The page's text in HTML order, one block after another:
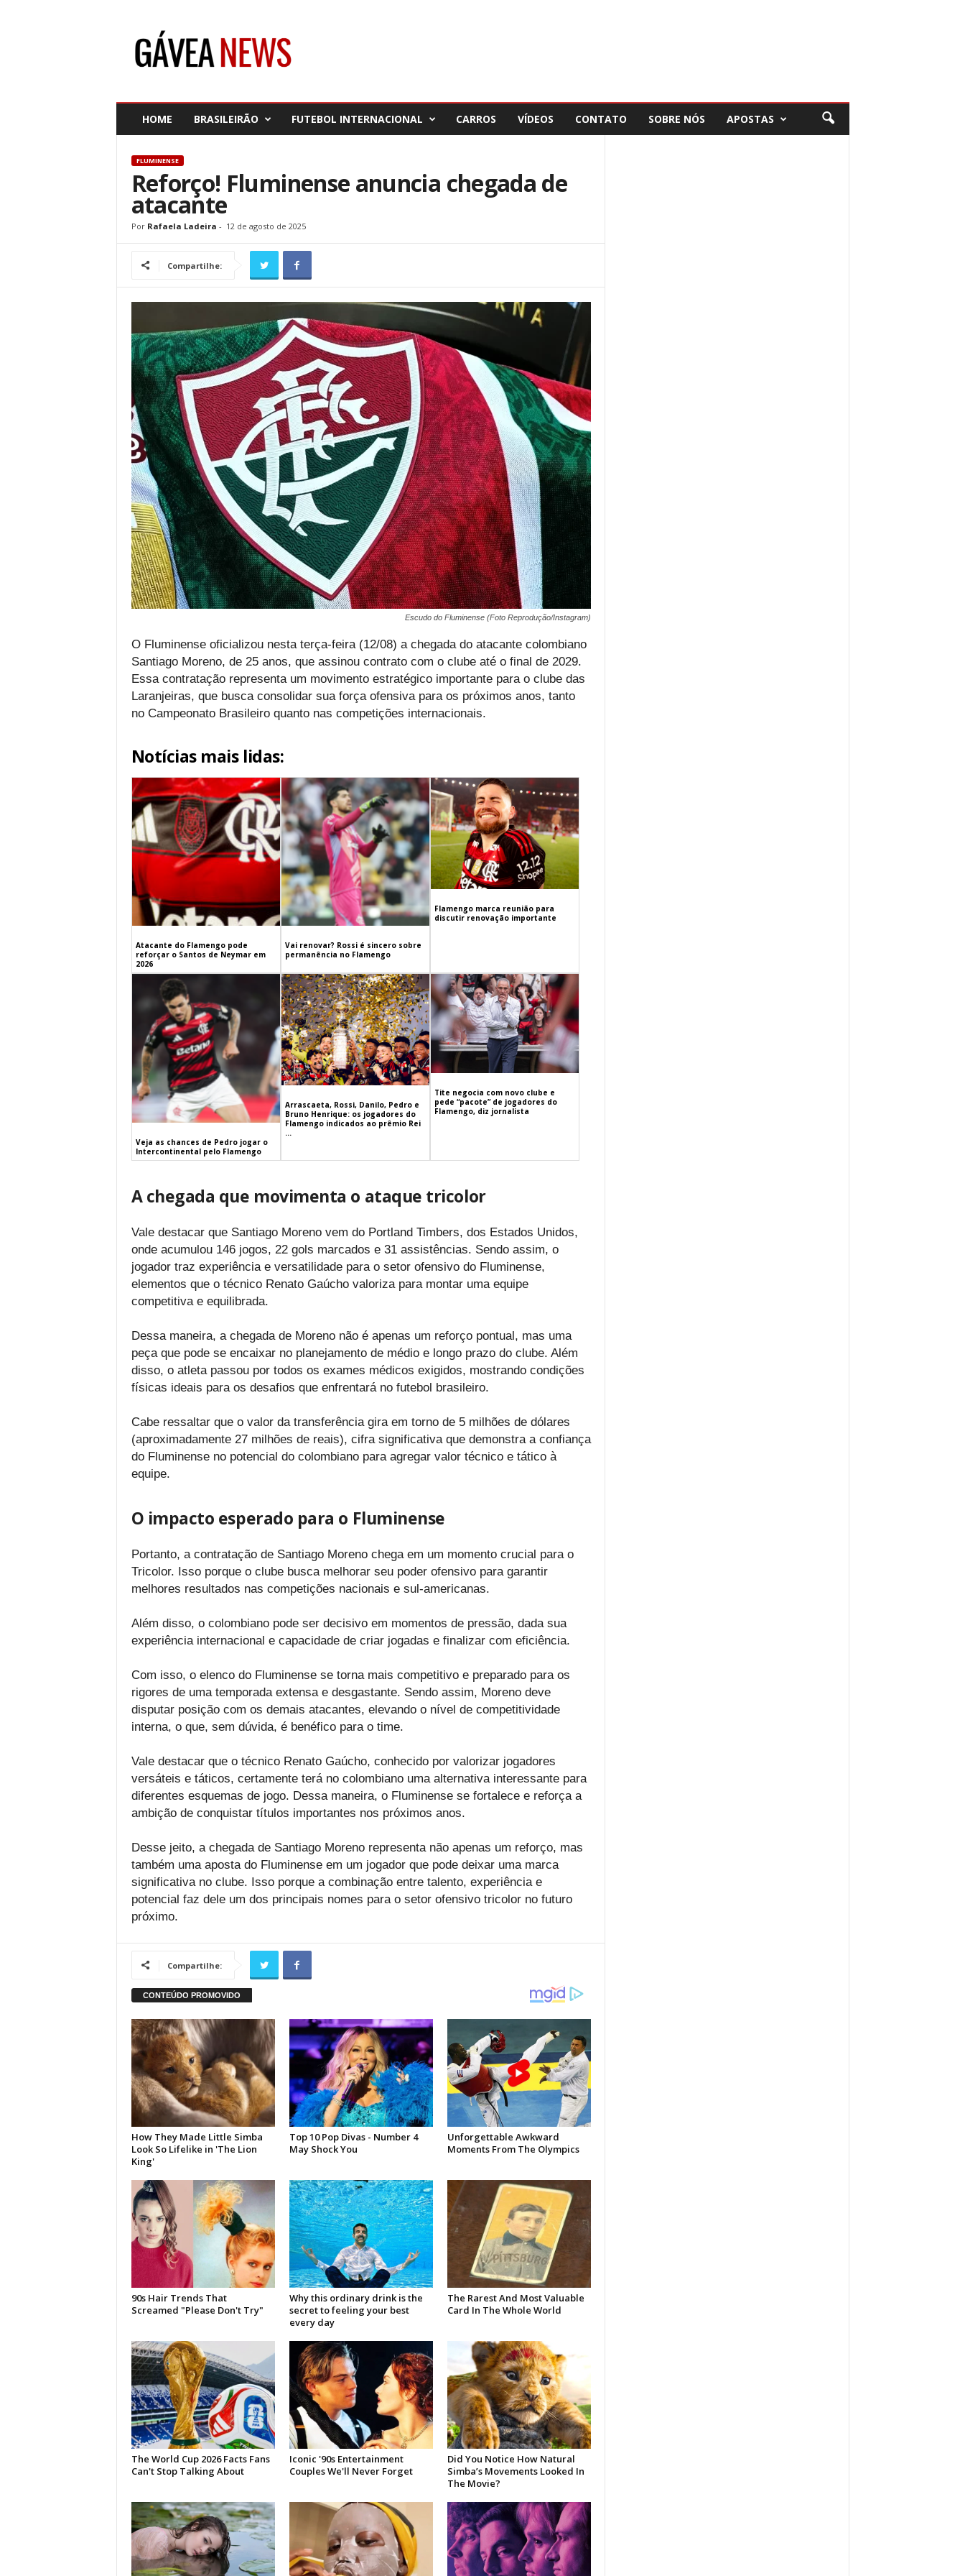
HOME BRASILEIRÃO FUTEBOL INTERNACIONAL CARROS VÍDEOS CONTATO SOBRE NÓS APOSTAS
FLUMINENSE
Reforço! Fluminense anuncia chegada de
atacante
Por Rafaela Ladeira - 12 de agosto de 2025
Compartilhe:
Escudo do Fluminense (Foto Reprodução/Instagram)
O Fluminense oficializou nesta terça-feira (12/08) a chegada do atacante colombiano
Santiago Moreno, de 25 anos, que assinou contrato com o clube até o final de 2029.
Essa contratação representa um movimento estratégico importante para o clube das
Laranjeiras, que busca consolidar sua força ofensiva para os próximos anos, tanto
no Campeonato Brasileiro quanto nas competições internacionais.
Notícias mais lidas:
Atacante do Flamengo pode
reforçar o Santos de Neymar em
2026
Vai renovar? Rossi é sincero sobre
permanência no Flamengo
Flamengo marca reunião para
discutir renovação importante
Veja as chances de Pedro jogar o
Intercontinental pelo Flamengo
Arrascaeta, Rossi, Danilo, Pedro e
Bruno Henrique: os jogadores do
Flamengo indicados ao prêmio Rei
...
Tite negocia com novo clube e
pede “pacote” de jogadores do
Flamengo, diz jornalista
A chegada que movimenta o ataque tricolor
Vale destacar que Santiago Moreno vem do Portland Timbers, dos Estados Unidos,
onde acumulou 146 jogos, 22 gols marcados e 31 assistências. Sendo assim, o
jogador traz experiência e versatilidade para o setor ofensivo do Fluminense,
elementos que o técnico Renato Gaúcho valoriza para montar uma equipe
competitiva e equilibrada.
Dessa maneira, a chegada de Moreno não é apenas um reforço pontual, mas uma
peça que pode se encaixar no planejamento de médio e longo prazo do clube. Além
disso, o atleta passou por todos os exames médicos exigidos, mostrando condições
físicas ideais para os desafios que enfrentará no futebol brasileiro.
Cabe ressaltar que o valor da transferência gira em torno de 5 milhões de dólares
(aproximadamente 27 milhões de reais), cifra significativa que demonstra a confiança
do Fluminense no potencial do colombiano para agregar valor técnico e tático à
equipe.
O impacto esperado para o Fluminense
Portanto, a contratação de Santiago Moreno chega em um momento crucial para o
Tricolor. Isso porque o clube busca melhorar seu poder ofensivo para garantir
melhores resultados nas competições nacionais e sul-americanas.
Além disso, o colombiano pode ser decisivo em momentos de pressão, dada sua
experiência internacional e capacidade de criar jogadas e finalizar com eficiência.
Com isso, o elenco do Fluminense se torna mais competitivo e preparado para os
rigores de uma temporada extensa e desgastante. Sendo assim, Moreno deve
disputar posição com os demais atacantes, elevando o nível de competitividade
interna, o que, sem dúvida, é benéfico para o time.
Vale destacar que o técnico Renato Gaúcho, conhecido por valorizar jogadores
versáteis e táticos, certamente terá no colombiano uma alternativa interessante para
diferentes esquemas de jogo. Dessa maneira, o Fluminense se fortalece e reforça a
ambição de conquistar títulos importantes nos próximos anos.
Desse jeito, a chegada de Santiago Moreno representa não apenas um reforço, mas
também uma aposta do Fluminense em um jogador que pode deixar uma marca
significativa no clube. Isso porque a combinação entre talento, experiência e
potencial faz dele um dos principais nomes para o setor ofensivo tricolor no futuro
próximo.
Compartilhe: